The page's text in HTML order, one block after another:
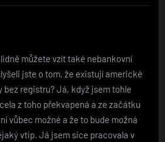
můžete vzít také nebankovní
jste o tom, že existují americké
bez registru? Já, když jsem tohle
z toho překvapená a ze začátku
vůbec možné a že to bude možná
vtip. Já jsem sice pracovala v